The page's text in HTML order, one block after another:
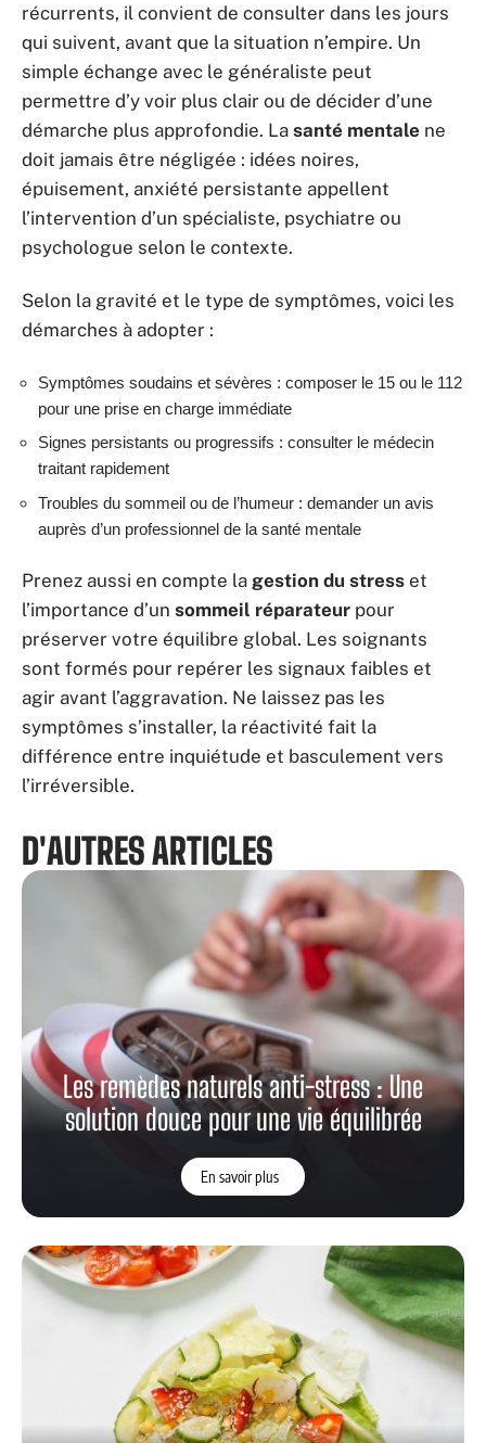
récurrents, il convient de consulter dans les jours
qui suivent, avant que la situation n’empire. Un
simple échange avec le généraliste peut
permettre d’y voir plus clair ou de décider d’une
démarche plus approfondie. La santé mentale ne
doit jamais être négligée : idées noires,
épuisement, anxiété persistante appellent
l’intervention d’un spécialiste, psychiatre ou
psychologue selon le contexte.
Selon la gravité et le type de symptômes, voici les
démarches à adopter :
Symptômes soudains et sévères : composer le 15 ou le 112
pour une prise en charge immédiate
Signes persistants ou progressifs : consulter le médecin
traitant rapidement
Troubles du sommeil ou de l’humeur : demander un avis
auprès d’un professionnel de la santé mentale
Prenez aussi en compte la gestion du stress et
l’importance d’un sommeil réparateur pour
préserver votre équilibre global. Les soignants
sont formés pour repérer les signaux faibles et
agir avant l’aggravation. Ne laissez pas les
symptômes s’installer, la réactivité fait la
différence entre inquiétude et basculement vers
l’irréversible.
D'AUTRES ARTICLES
Les remèdes naturels anti-stress : Une
solution douce pour une vie équilibrée
En savoir plus